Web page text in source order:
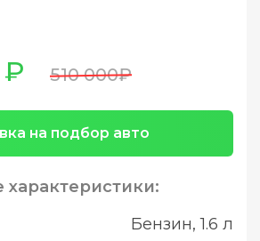
₽ 510 000₽
на подбор авто
характеристики:
Бензин, 1.6 л